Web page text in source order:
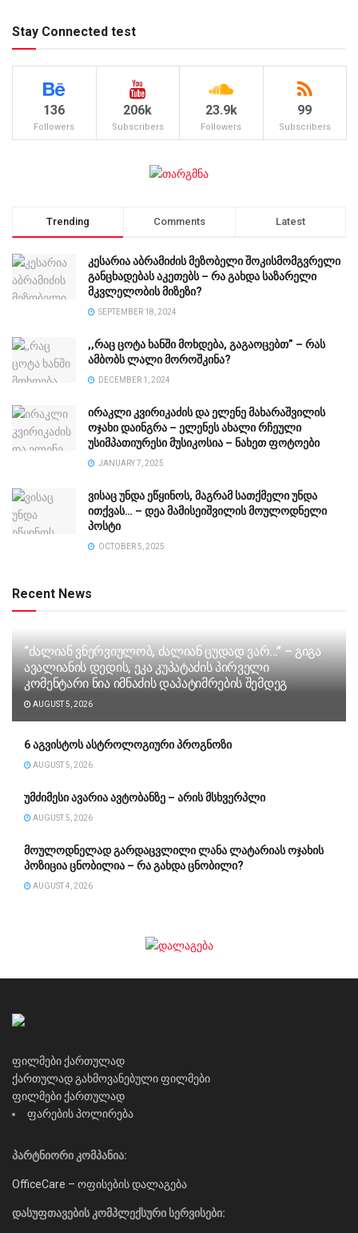
Stay Connected test
136
Followers
206k
Subscribers
23.9k
Followers
99
Subscribers
Trending Comments Latest
კესარია აბრამიძის მეზობელი შოკისმომგვრელი
განცხადებას აკეთებს – რა გახდა საზარელი
მკვლელობის მიზეზი?
SEPTEMBER 18, 2024
,,რაც ცოტა ხანში მოხდება, გაგაოცებთ” – რას
ამბობს ლალი მოროშკინა?
DECEMBER 1, 2024
ირაკლი კვირიკაძის და ელენე მახარაშვილის
ოჯახი დაინგრა – ელენეს ახალი რჩეული
უსიმპათიურესი მუსიკოსია – ნახეთ ფოტოები
JANUARY 7, 2025
ვისაც უნდა ეწყინოს, მაგრამ სათქმელი უნდა
ითქვას… – დეა მამისეიშვილის მოულოდნელი
პოსტი
OCTOBER 5, 2025
Recent News
“ძა­ლი­ან ვნერ­ვი­უ­ლობ, ძა­ლი­ან ცუ­დად ვარ…” – გიგა
ავა­ლი­ა­ნის დე­დის, ეკა კუ­პა­ტა­ძის პირველი
კომენტარი ნია იმნაძის დაპატიმრების შემდეგ
AUGUST 5, 2026
6 აგვისტოს ასტროლოგიური პროგნოზი
AUGUST 5, 2026
უმძიმესი ავარია ავტობანზე – არის მსხვერპლი
AUGUST 5, 2026
მოულოდნელად გარდაცვლილი ლანა ლატარიას ოჯახის
პოზიცია ცნობილია – რა გახდა ცნობილი?
AUGUST 4, 2026
ფილმები ქართულად
ქართულად გახმოვანებული ფილმები
ფილმები ქართულად
ფარების პოლირება
პარტნიორი კომპანია:
OfficeCare – ოფისების დალაგება
დასუფთავების კომპლექსური სერვისები: